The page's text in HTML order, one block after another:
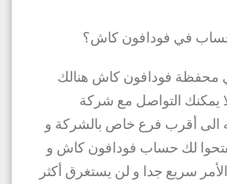
في فودافون كاش؟
محفظة فودافون كاش هنالك
يمكنك التواصل مع شركة
الى أقرب فرع خاص بالشركة و
لك حساب فودافون كاش و
سريع جدا و لن يستغرق أكثر